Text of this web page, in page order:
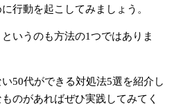
行動を起こしてみましょう。
いうのも方法の1つではありま
50代ができる対処法5選を紹介し
のがあればぜひ実践してみてく